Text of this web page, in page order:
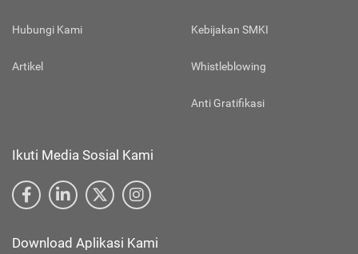
Hubungi Kami
Artikel
Kebijakan SMKI
Whistleblowing
Anti Gratifikasi
Ikuti Media Sosial Kami
Download Aplikasi Kami